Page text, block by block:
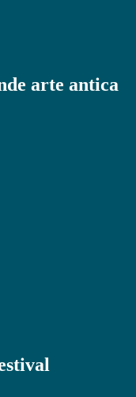
arte antica